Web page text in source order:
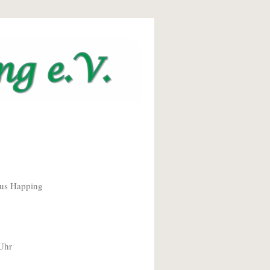
Happing